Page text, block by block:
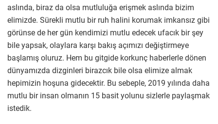
aslında, biraz da olsa mutluluğa erişmek aslında bizim
elimizde. Sürekli mutlu bir ruh halini korumak imkansız gibi
görünse de her gün kendimizi mutlu edecek ufacık bir şey
bile yapsak, olaylara karşı bakış açımızı değiştirmeye
başlamış oluruz. Hem bu gitgide korkunç haberlerle dönen
dünyamızda dizginleri birazcık bile olsa elimize almak
hepimizin hoşuna gidecektir. Bu sebeple, 2019 yılında daha
mutlu bir insan olmanın 15 basit yolunu sizlerle paylaşmak
istedik.